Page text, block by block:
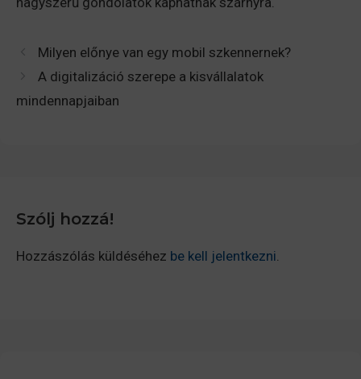
Milyen előnye van egy mobil szkennernek?
A digitalizáció szerepe a kisvállalatok
mindennapjaiban
Szólj hozzá!
Hozzászólás küldéséhez be kell jelentkezni.